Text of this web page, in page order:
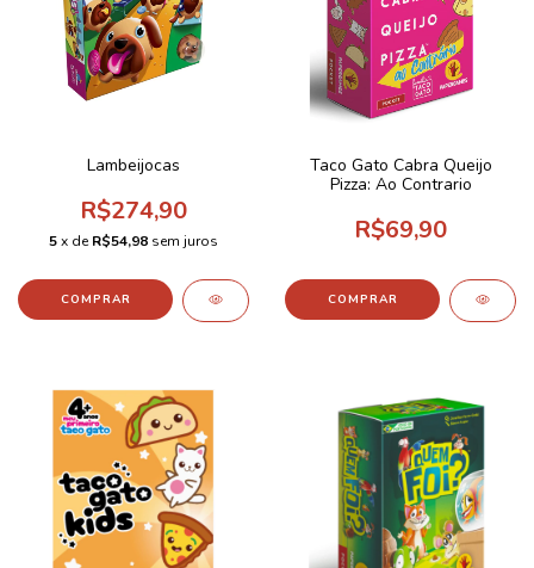
Lambeijocas
R$274,90
5x deR$54,98 sem juros
Taco Gato Cabra Queijo
Pizza: Ao Contrario
R$69,90